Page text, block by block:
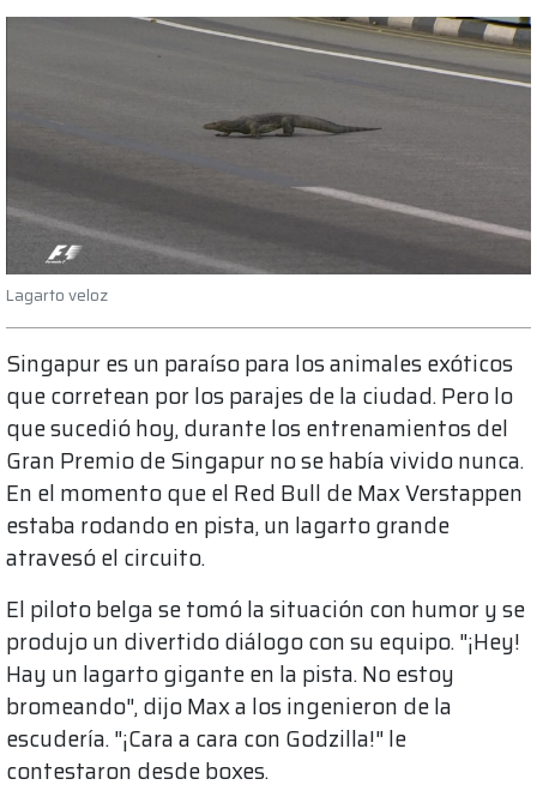
Lagarto veloz
Singapur es un paraíso para los animales exóticos
que corretean por los parajes de la ciudad. Pero lo
que sucedió hoy, durante los entrenamientos del
Gran Premio de Singapur no se había vivido nunca.
En el momento que el Red Bull de Max Verstappen
estaba rodando en pista, un lagarto grande
atravesó el circuito.
El piloto belga se tomó la situación con humor y se
produjo un divertido diálogo con su equipo. "¡Hey!
Hay un lagarto gigante en la pista. No estoy
bromeando", dijo Max a los ingenieron de la
escudería. "¡Cara a cara con Godzilla!" le
contestaron desde boxes.